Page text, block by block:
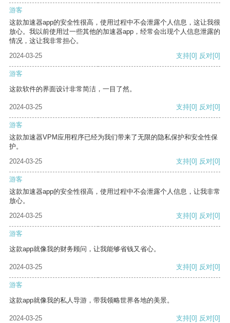
游客
这款加速器app的安全性很高，使用过程中不会泄露个人信息，这让我很
放心。我以前使用过一些其他的加速器app，经常会出现个人信息泄露的
情况，这让我非常担心。
2024-03-25
支持[0] 反对[0]
游客
这款软件的界面设计非常简洁，一目了然。
2024-03-25 支持[0] 反对[0]
游客
这款加速器VPM应用程序已经为我们带来了无限的隐私保护和安全性保
护。
2024-03-25
支持[0] 反对[0]
游客
这款加速器app的安全性很高，使用过程中不会泄露个人信息，让我非常
放心。
2024-03-25
支持[0] 反对[0]
游客
这款app就像我的财务顾问，让我能够省钱又省心。
2024-03-25 支持[0] 反对[0]
游客
这款app就像我的私人导游，带我领略世界各地的美景。
2024-03-25 支持[0] 反对[0]